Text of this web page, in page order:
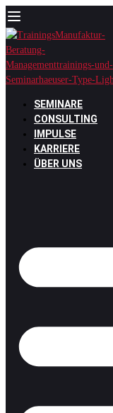
Zum
Inhalt
springen
SEMINARE
CONSULTING
IMPULSE
KARRIERE
ÜBER UNS